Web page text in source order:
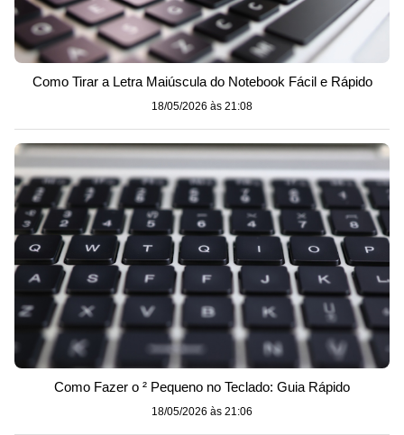
Como Tirar a Letra Maiúscula do Notebook Fácil e Rápido
18/05/2026 às 21:08
Como Fazer o ² Pequeno no Teclado: Guia Rápido
18/05/2026 às 21:06